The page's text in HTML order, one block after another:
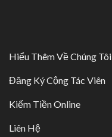
Hiểu Thêm Về Chúng Tôi
Đăng Ký Cộng Tác Viên
Kiếm Tiền Online
Liên Hệ